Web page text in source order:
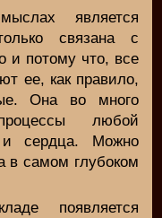
является
связана с
и потому что, все
ее, как правило,
Она во много
любой
сердца. Можно
в самом глубоком
появляется